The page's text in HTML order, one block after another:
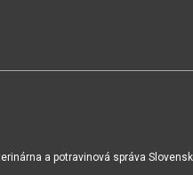
a potravinová správa